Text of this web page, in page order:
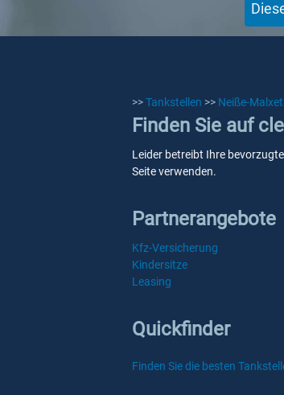
>>Tankstellen >> Neiße-
Finden Sie auf
Leider betreibt Ihre
Seite verwenden.
Partnerangebote
Kfz-Versicherung
Kindersitze
Leasing
Quickfinder
Finden Sie die besten